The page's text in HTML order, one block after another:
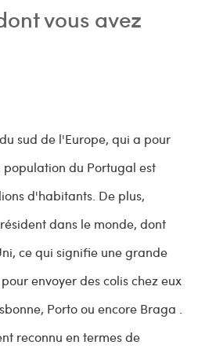
vous avez
sud de l'Europe, qui a pour
population du Portugal est
d'habitants. De plus,
dans le monde, dont
ce qui signifie une grande
envoyer des colis chez eux
Porto ou encore Braga .
reconnu en termes de